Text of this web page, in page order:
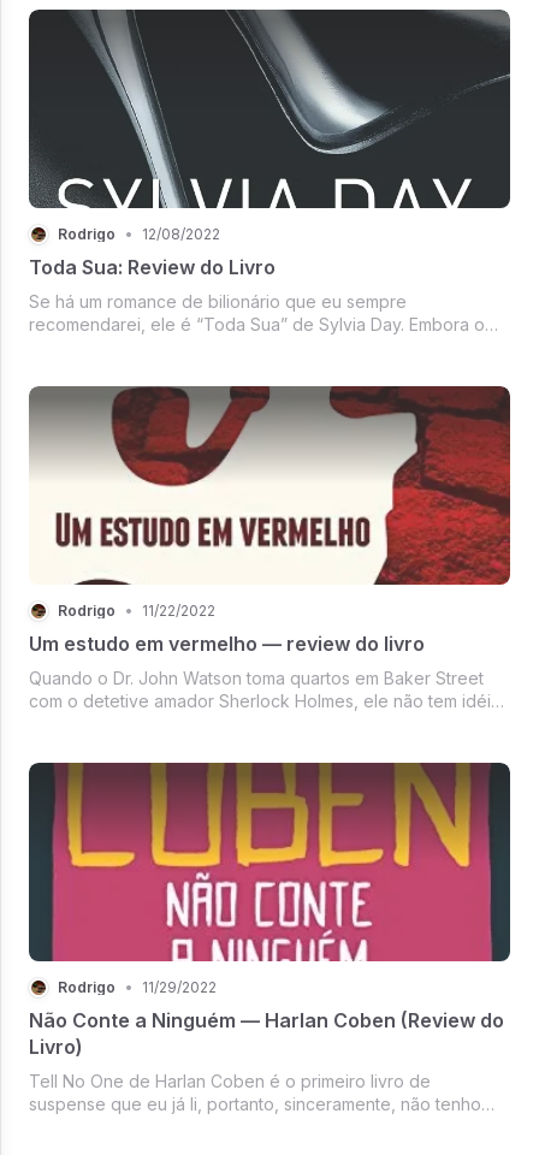
distante de s...
Rodrigo • 12/08/2022
Toda Sua: Review do Livro
Se há um romance de bilionário que eu sempre
recomendarei, ele é “Toda Sua” de Sylvia Day. Embora o
livros favoritos na época), na verdade é...
Rodrigo • 11/22/2022
Um estudo em vermelho — review do livro
Quando o Dr. John Watson toma quartos em Baker Street
com o detetive amador Sherlock Holmes, ele não tem idéia
casa de mau presságio no s...
Rodrigo • 11/29/2022
Não Conte a Ninguém — Harlan Coben (Review do
Livro)
Tell No One de Harlan Coben é o primeiro livro de
suspense que eu já li, portanto, sinceramente, não tenho